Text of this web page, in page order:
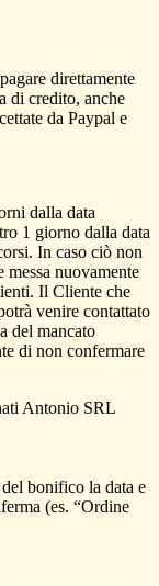
direttamente
di credito, anche
da Paypal e
dalla data
1 giorno dalla data
In caso ciò non
messa nuovamente
Il Cliente che
venire contattato
del mancato
di non confermare
Antonio SRL
bonifico la data e
(es. “Ordine